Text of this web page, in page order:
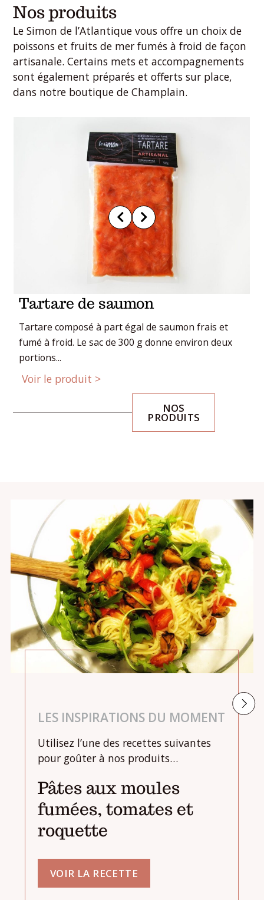
Nos produits
Le Simon de l’Atlantique vous offre un choix de
poissons et fruits de mer fumés à froid de façon
artisanale. Certains mets et accompagnements
sont également préparés et offerts sur place,
dans notre boutique de Champlain.
Tartare de saumon
Tartare composé à part égal de saumon frais et
fumé à froid. Le sac de 300 g donne environ deux
portions...
Voir le produit ­­>
NOS
PRODUITS
LES INSPIRATIONS DU MOMENT
Utilisez l’une des recettes suivantes
pour goûter à nos produits…
Pâtes aux moules
fumées, tomates et
roquette
VOIR LA RECETTE